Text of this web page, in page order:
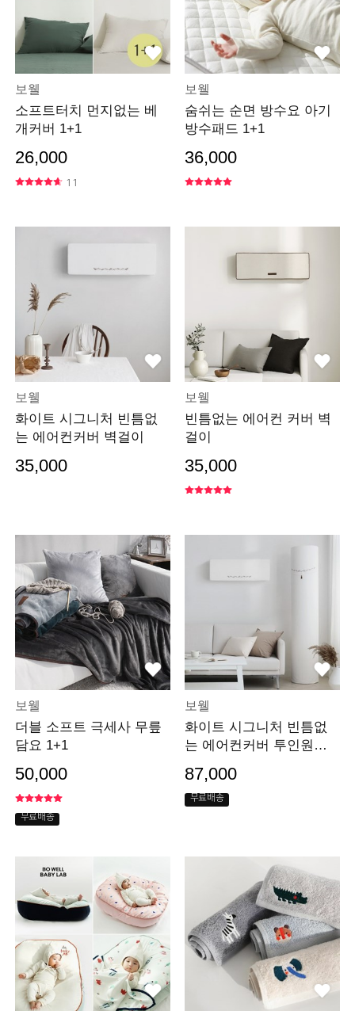
보웰
소프트터치 먼지없는 베
개커버 1+1
26,000
11
보웰
숨쉬는 순면 방수요 아기
방수패드 1+1
36,000
보웰
화이트 시그니처 빈틈없
는 에어컨커버 벽걸이
35,000
보웰
빈틈없는 에어컨 커버 벽
걸이
35,000
보웰
더블 소프트 극세사 무릎
담요 1+1
50,000
무료배송
보웰
화이트 시그니처 빈틈없
는 에어컨커버 투인원세
87,000
무료배송